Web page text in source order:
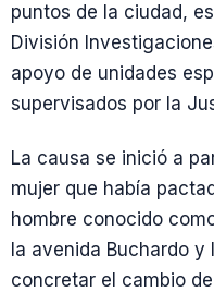
puntos de la ciudad,
División
apoyo de unidades
supervisados por la
La causa se inició a
mujer que había
hombre conocido
la avenida Buchardo y
concretar el cambio